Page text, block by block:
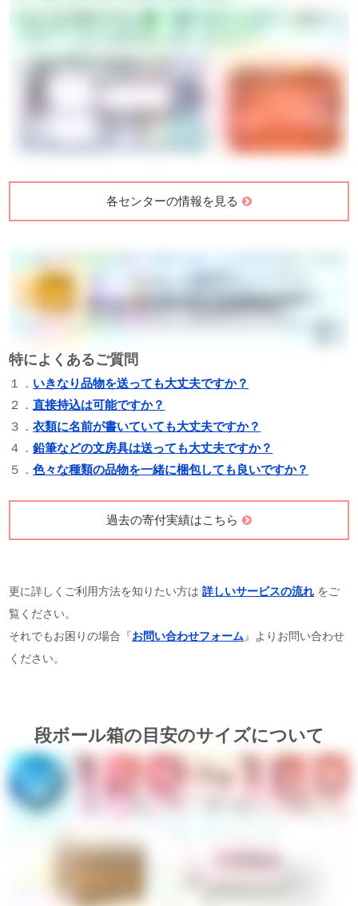
各センターの情報を見る
特によくあるご質問
１． いきなり品物を送っても大丈夫ですか？
２．直接持込は可能ですか？
３．衣類に名前が書いていても大丈夫ですか？
４．鉛筆などの文房具は送っても大丈夫ですか？
５．色々な種類の品物を一緒に梱包しても良いですか？
過去の寄付実績はこちら
更に詳しくご利用方法を知りたい方は詳しいサービスの流れ をご
覧ください。
それでもお困りの場合『お問い合わせフォーム 』よりお問い合わせ
ください。
段ボール箱の目安のサイズについて